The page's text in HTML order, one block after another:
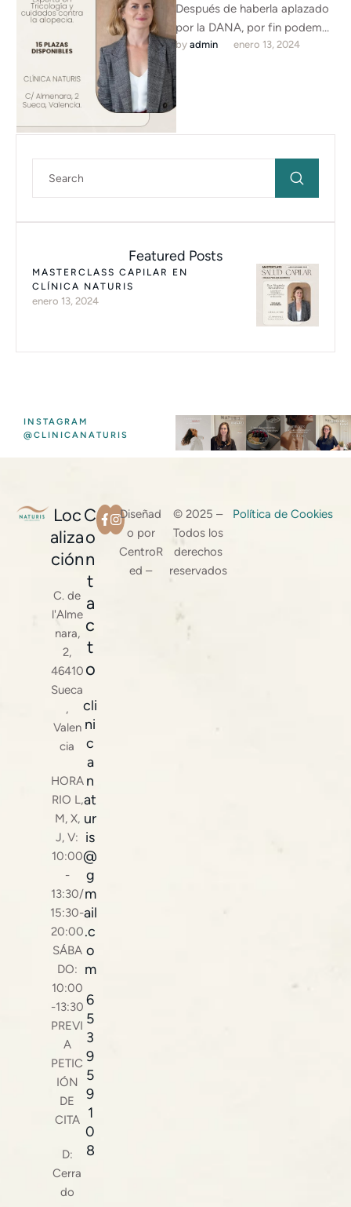
Después de haberla aplazado
por la DANA, por fin podemos
invitaros a la Masterclass que
by admin enero 13, 2024
Featured Posts
MASTERCLASS CAPILAR EN
CLÍNICA NATURIS
enero 13, 2024
INSTAGRAM
@CLINICANATURIS
Loc
aliza
ción
C. de
l'Alme
nara,
2,
46410
Sueca
,
Valen
cia
HORA
RIO L,
M, X,
J, V:
10:00
-
13:30/
15:30-
20:00
SÁBA
DO:
10:00
-13:30
PREVI
A
PETIC
IÓN
DE
CITA
D:
Cerra
do
C
o
n
t
a
c
t
o
cli
ni
c
a
n
at
ur
is
@
g
m
ail
.c
o
m
6
5
3
9
5
9
1
0
8
Diseñad
o por
CentroR
ed –
© 2025 –
Todos los
derechos
reservados
Política de Cookies